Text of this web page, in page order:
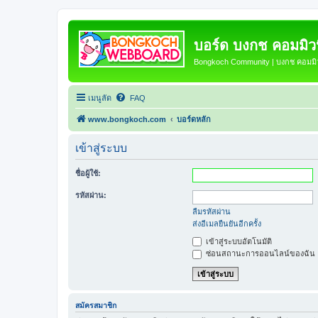
บอร์ด บงกช คอมมิ
Bongkoch Community | บงกช คอม
เมนูลัด FAQ
www.bongkoch.com บอร์ดหลัก
เข้าสู่ระบบ
ชื่อผู้ใช้:
รหัสผ่าน:
ลืมรหัสผ่าน
ส่งอีเมลยืนยันอีกครั้ง
เข้าสู่ระบบอัตโนมัติ
ซ่อนสถานะการออนไลน์ของฉัน
สมัครสมาชิก